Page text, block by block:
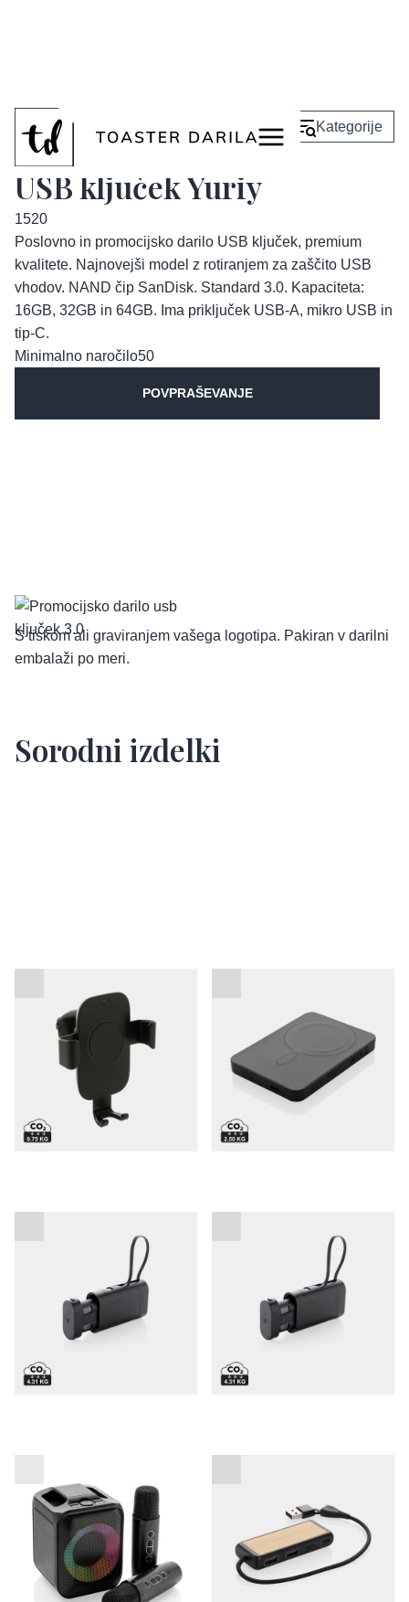
Nazaj Kategorije
USB ključek Yuriy
1520
Poslovno in promocijsko darilo USB ključek, premium
kvalitete. Najnovejši model z rotiranjem za zaščito USB
vhodov. NAND čip SanDisk. Standard 3.0. Kapaciteta:
16GB, 32GB in 64GB. Ima priključek USB-A, mikro USB in
tip-C.
Minimalno naročilo50
POVPRAŠEVANJE
S tiskom ali graviranjem vašega logotipa. Pakiran v darilni
embalaži po meri.
Sorodni izdelki
10W za v avto
zamenljivo baterijo